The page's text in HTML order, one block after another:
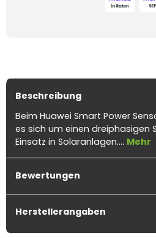
Beschreibung
Beim Huawei Smart Power
es sich um einen dreiphasigen
Einsatz in Solaranlagen.… Mehr
Bewertungen
Herstellerangaben